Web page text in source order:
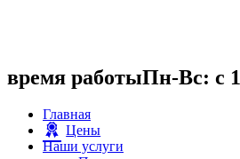
время работыПн-Вс: с
Главная
Цены
Наши услуги